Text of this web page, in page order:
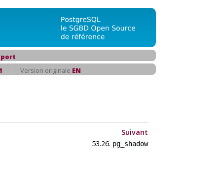
Version originale EN
Suivant
53.26. pg_shadow